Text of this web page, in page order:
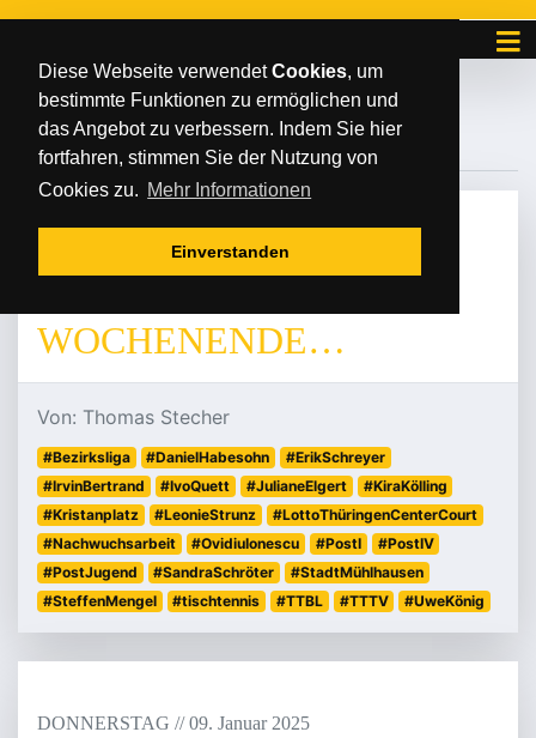
Diese Webseite verwendetCookies, um
bestimmte Funktionen zu ermöglichen und
das Angebot zu verbessern. Indem Sie hier
fortfahren, stimmen Sie der Nutzung von
Cookies zu. Mehr Informationen
Einverstanden
#BEZIRKSLIGA
// 23. Januar 2025
WOCHENENDE…
Von: Thomas Stecher
#Bezirksliga #DanielHabesohn
#ErikSchreyer
#IrvinBertrand
#IvoQuett #JulianeElgert
#KiraKölling
#Kristanplatz
#LeonieStrunz
#LottoThüringenCenterCourt
#Nachwuchsarbeit
#OvidiuIonescu #PostI
#PostIV
#PostJugend
#SandraSchröter
#StadtMühlhausen
#SteffenMengel
#tischtennis #TTBL #TTTV #UweKönig
DONNERSTAG // 09. Januar 2025